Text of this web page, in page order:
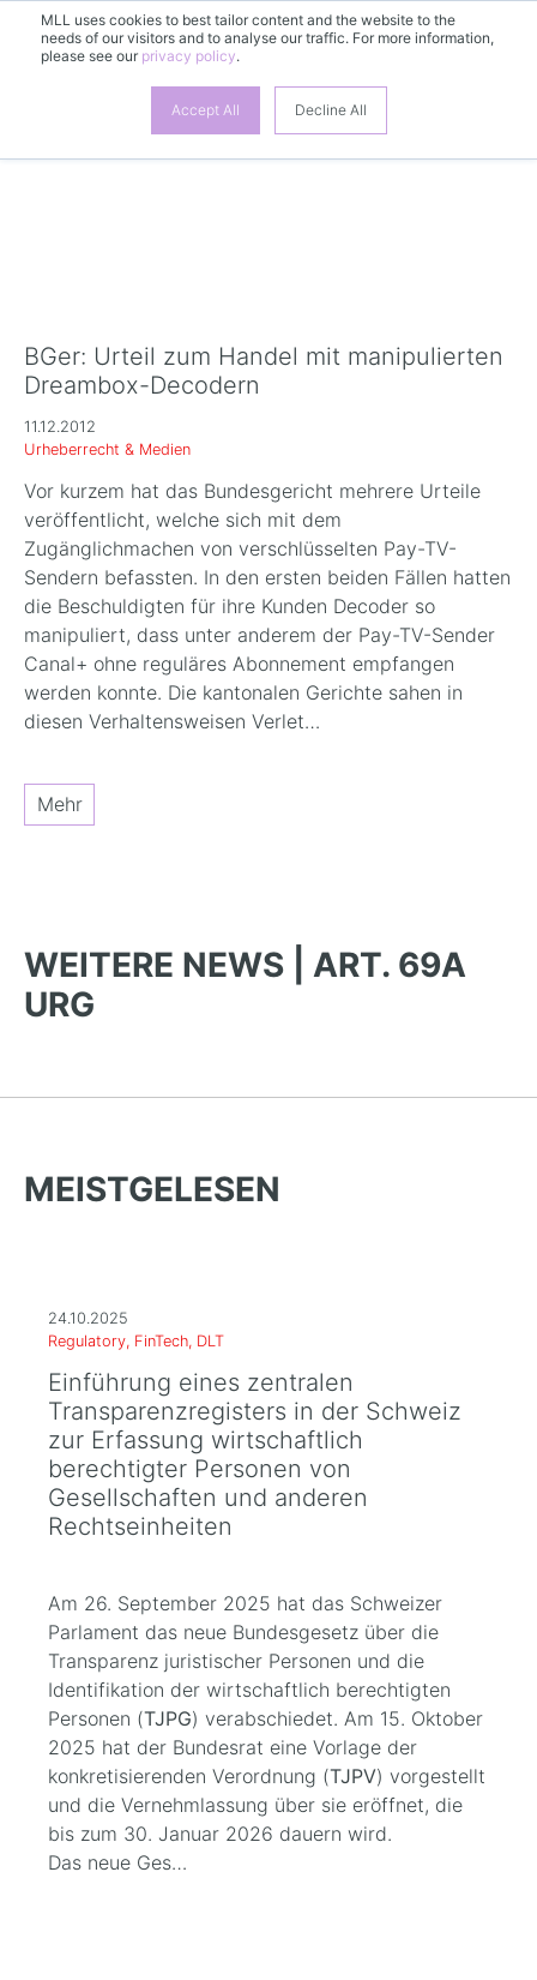
MLL uses cookies to best tailor content and the website to the
needs of our visitors and to analyse our traffic. For more information,
please see our privacy policy.
Accept All Decline All
DE
BGer: Urteil zum Handel mit manipulierten
Dreambox-Decodern
11.12.2012
Urheberrecht & Medien
Vor kurzem hat das Bundesgericht mehrere Urteile
veröffentlicht, welche sich mit dem
Zugänglichmachen von verschlüsselten Pay-TV-
Sendern befassten. In den ersten beiden Fällen hatten
die Beschuldigten für ihre Kunden Decoder so
manipuliert, dass unter anderem der Pay-TV-Sender
Canal+ ohne reguläres Abonnement empfangen
werden konnte. Die kantonalen Gerichte sahen in
diesen Verhaltensweisen Verlet…
Mehr
WEITERE NEWS | ART. 69A
URG
MEISTGELESEN
24.10.2025
Regulatory, FinTech, DLT
Einführung eines zentralen
Transparenzregisters in der Schweiz
zur Erfassung wirtschaftlich
berechtigter Personen von
Gesellschaften und anderen
Rechtseinheiten
Am 26. September 2025 hat das Schweizer
Parlament das neue Bundesgesetz über die
Transparenz juristischer Personen und die
Identifikation der wirtschaftlich berechtigten
Personen (TJPG) verabschiedet. Am 15. Oktober
2025 hat der Bundesrat eine Vorlage der
konkretisierenden Verordnung (TJPV) vorgestellt
und die Vernehmlassung über sie eröffnet, die
bis zum 30. Januar 2026 dauern wird.
Das neue Ges…